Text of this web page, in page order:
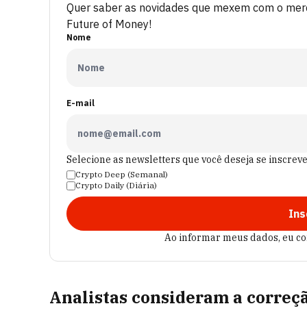
Quer saber as novidades que mexem com o
Future of Money!
Nome
E-mail
Selecione as newsletters que você deseja se
Crypto Deep (Semanal)
Crypto Daily (Diária)
Ao informar meus dados, eu
Analistas consideram a